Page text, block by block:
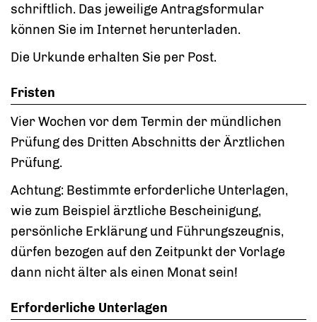
schriftlich. Das jeweilige Antragsformular
können Sie im Internet herunterladen.
Die Urkunde erhalten Sie per Post.
Fristen
Vier Wochen vor dem Termin der mündlichen
Prüfung des Dritten Abschnitts der Ärztlichen
Prüfung.
Achtung: Bestimmte erforderliche Unterlagen,
wie zum Beispiel ärztliche Bescheinigung,
persönliche Erklärung und Führungszeugnis,
dürfen bezogen auf den Zeitpunkt der Vorlage
dann nicht älter als einen Monat sein!
Erforderliche Unterlagen